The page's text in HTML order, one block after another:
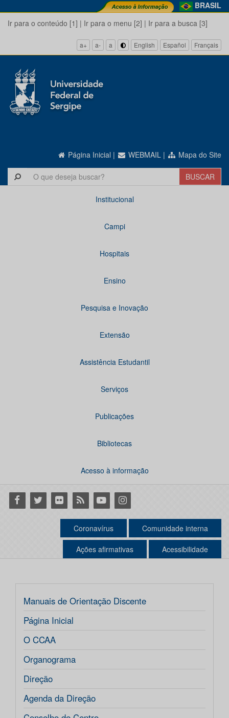
BRASIL
Ir para o conteúdo [1] | Ir para o menu [2] | Ir para a busca [3]
a+ a- a English Español Français
Página Inicial | WEBMAIL | Mapa do Site
Institucional
Campi
Hospitais
Ensino
Pesquisa e Inovação
Extensão
Assistência Estudantil
Serviços
Publicações
Bibliotecas
Acesso à informação
Facebook
Twitter Flickr RSS YoutubeInstagram
Coronavírus Comunidade interna
Ações afirmativas Acessibilidade
Manuais de Orientação Discente
Página Inicial
O CCAA
Organograma
Direção
Agenda da Direção